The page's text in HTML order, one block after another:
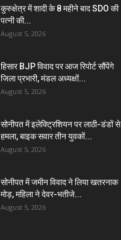
कुरुक्षेत्र में शादी के 8 महीने बाद SDO की
पत्नी की...
August 5, 2026
हिसार BJP विवाद पर आज रिपोर्ट सौंपेंगे
जिला प्रभारी, मंडल अध्यक्षों...
August 5, 2026
सोनीपत में इलेक्ट्रिशियन पर लाठी-डंडों से
हमला, बाइक सवार तीन युवकों...
August 5, 2026
सोनीपत में जमीन विवाद ने लिया खतरनाक
मोड़, महिला ने देवर-भतीजे...
August 5, 2026